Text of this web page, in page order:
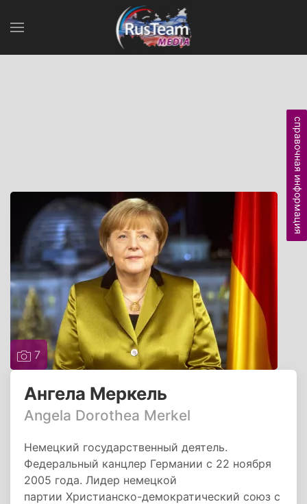
7
Ангела Меркель
Angela Dorothea Merkel
Немецкий государственный деятель.
Федеральный канцлер Германии с 22 ноября
2005 года. Лидер немецкой
партии Христианско-демократический союз с
справочная информация